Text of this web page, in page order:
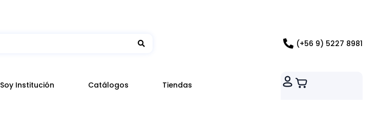
(+56 9) 5227 8981
Soy Institución Catálogos Tiendas